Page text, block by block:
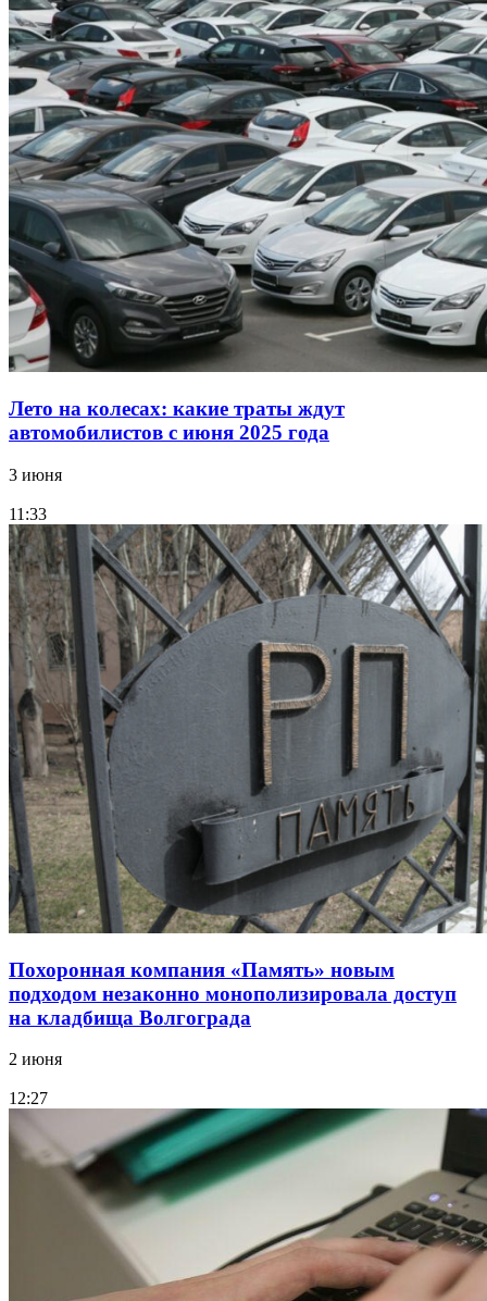
Лето на колесах: какие траты ждут
автомобилистов с июня 2025 года
3 июня
11:33
Похоронная компания «Память» новым
подходом незаконно монополизировала доступ
на кладбища Волгограда
2 июня
12:27